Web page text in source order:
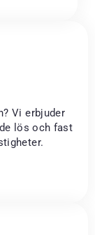
Vi erbjuder
lös och fast